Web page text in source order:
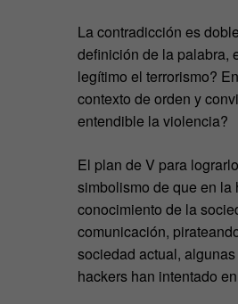
La contradicción es
definición de la palabra,
legítimo el terrorismo?
contexto de orden y
entendible la violencia?
El plan de V para
simbolismo de que en la
conocimiento de la
comunicación,
sociedad actual,
hackers han intentado